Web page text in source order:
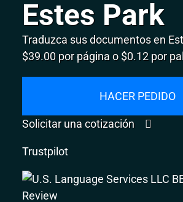
Estes Park
Traduzca sus documentos en
$39.00 por página o $0.12 por
HACER PEDIDO
Solicitar una cotización
Trustpilot